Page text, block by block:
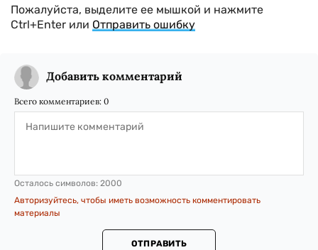
Пожалуйста, выделите ее мышкой и нажмите
Ctrl+Enter или Отправить ошибку
Добавить комментарий
Всего комментариев: 0
Осталось символов: 2000
Авторизуйтесь, чтобы иметь возможность комментировать
материалы
ОТПРАВИТЬ